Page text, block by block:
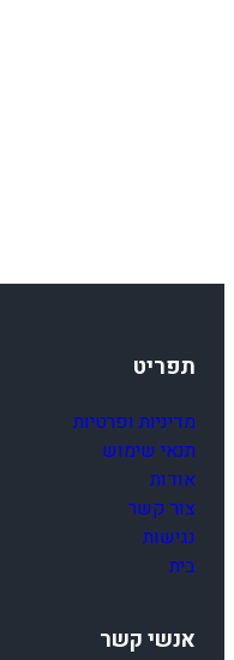
תפריט
מדיניות ופרטיות
תנאי שימוש
אודות
צור קשר
נגישות
בית
אנשי קשר